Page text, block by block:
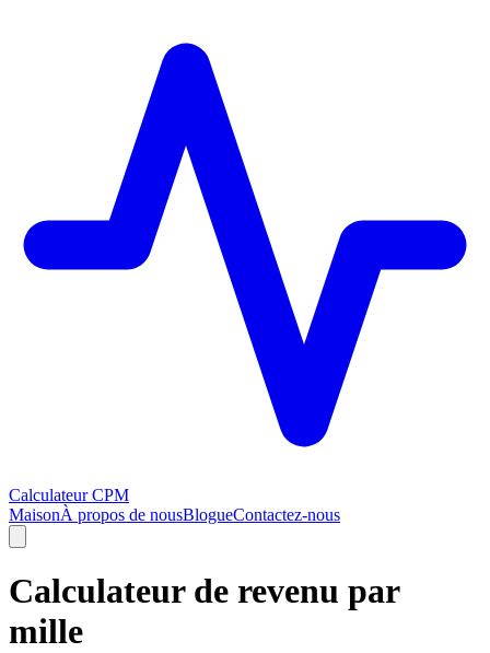
Calculateur CPM
MaisonÀ propos de nousBlogueContactez-nous
Calculateur de revenu par
mille